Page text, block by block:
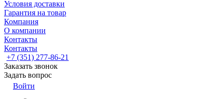
Условия доставки
Гарантия на товар
Компания
О компании
Контакты
Контакты
+7 (351) 277-86-21
Заказать звонок
Задать вопрос
Войти